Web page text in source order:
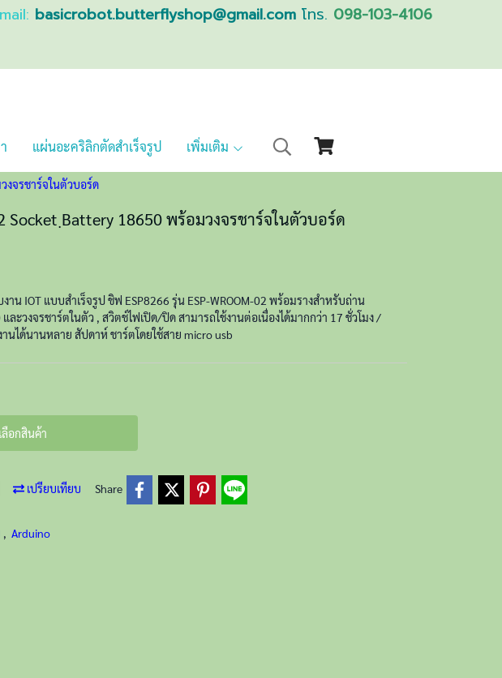
basicrobot.butterflyshop@gmail.com โทร. 098-103-4106
แผ่นอะคริลิกตัดสำเร็จรูป เพิ่มเติม
งจรชาร์จในตัวบอร์ด
Socket ฺBattery 18650 พร้อมวงจรชาร์จในตัวบอร์ด
น IOT แบบสำเร็จรูป ชิฟ ESP8266 รุ่น ESP-WROOM-02 พร้อมรางสำหรับถ่าน
ละวงจรชาร์ตในตัว , สวิตช์ไฟเปิด/ปิด สามารถใช้งานต่อเนื่องได้มากกว่า 17 ชั่วโมง /
านได้นานหลาย สัปดาห์ ชาร์ตโดยใช้สาย micro usb
เลือกสินค้า
เปรียบเทียบ Share
Arduino